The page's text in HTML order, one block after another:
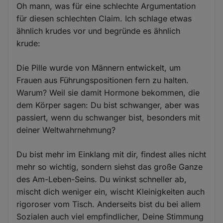
Oh mann, was für eine schlechte Argumentation
für diesen schlechten Claim. Ich schlage etwas
ähnlich krudes vor und begründe es ähnlich
krude:
Die Pille wurde von Männern entwickelt, um
Frauen aus Führungspositionen fern zu halten.
Warum? Weil sie damit Hormone bekommen, die
dem Körper sagen: Du bist schwanger, aber was
passiert, wenn du schwanger bist, besonders mit
deiner Weltwahrnehmung?
Du bist mehr im Einklang mit dir, findest alles nicht
mehr so wichtig, sondern siehst das große Ganze
des Am-Leben-Seins. Du winkst schneller ab,
mischt dich weniger ein, wischt Kleinigkeiten auch
rigoroser vom Tisch. Anderseits bist du bei allem
Sozialen auch viel empfindlicher, Deine Stimmung